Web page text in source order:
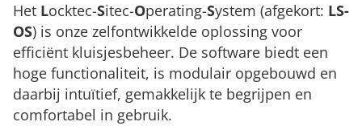
Het Locktec-Sitec-Operating-System (afgekort: LS-
OS) is onze zelfontwikkelde oplossing voor
efficiënt kluisjesbeheer. De software biedt een
hoge functionaliteit, is modulair opgebouwd en
daarbij intuïtief, gemakkelijk te begrijpen en
comfortabel in gebruik.